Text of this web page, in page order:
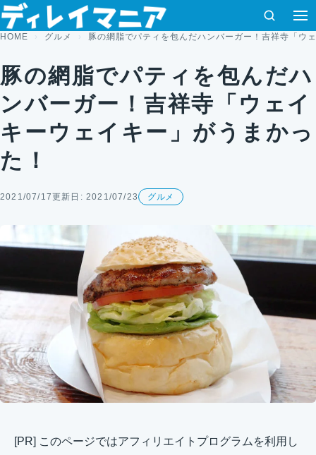
コンテンツへスキップ
検索
HOME グルメ 豚の網脂でパティを包んだハンバーガー！吉祥寺「ウ
豚の網脂でパティを包んだハ
ンバーガー！吉祥寺「ウェイ
キーウェイキー」がうまかっ
た！
2021/07/17更新日: 2021/07/23 グルメ
[PR] このページではアフィリエイトプログラムを利用し